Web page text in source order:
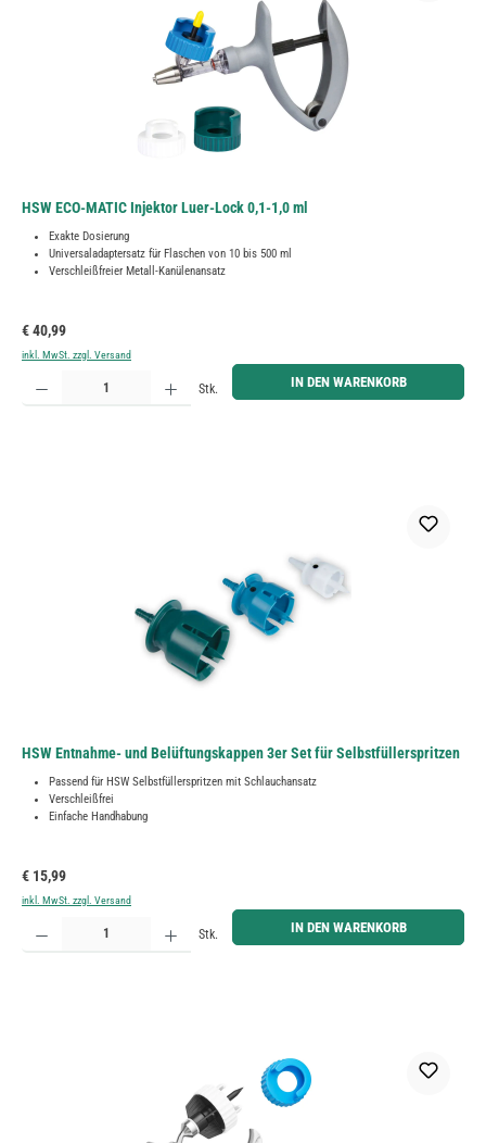
HSW ECO-MATIC Injektor Luer-Lock 0,1-1,0 ml
Exakte Dosierung
Universaladaptersatz für Flaschen von 10 bis 500 ml
Verschleißfreier Metall-Kanülenansatz
Regulärer Preis:
€ 40,99
inkl. MwSt. zzgl. Versand
Produkt Anzahl: Gib den gewünschten Wert ein oder benutze die Schaltflächen um die Anzahl zu
Stk. IN DEN WARENKORB
HSW Entnahme- und Belüftungskappen 3er Set für Selbstfüllerspritzen
Passend für HSW Selbstfüllerspritzen mit Schlauchansatz
Verschleißfrei
Einfache Handhabung
Regulärer Preis:
€ 15,99
inkl. MwSt. zzgl. Versand
Produkt Anzahl: Gib den gewünschten Wert ein oder benutze die Schaltflächen um die Anzahl zu
Stk. IN DEN WARENKORB